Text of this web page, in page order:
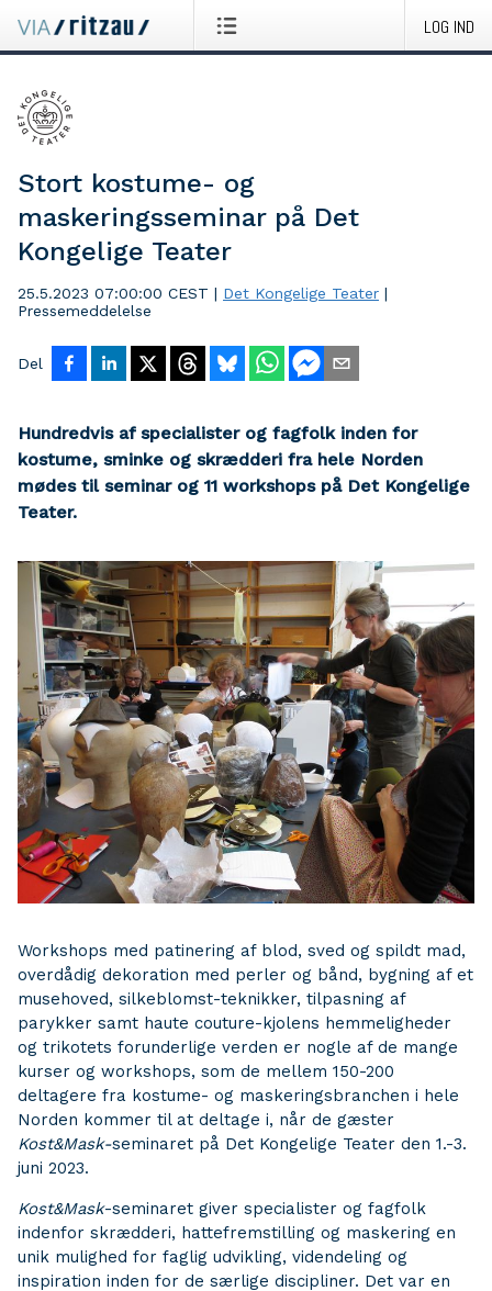
LOG IND
Stort kostume- og
maskeringsseminar på Det
Kongelige Teater
25.5.2023 07:00:00 CEST | Det Kongelige Teater |
Pressemeddelelse
Del
Hundredvis af specialister og fagfolk inden for
kostume, sminke og skrædderi fra hele Norden
mødes til seminar og 11 workshops på Det Kongelige
Teater.
Workshops med patinering af blod, sved og spildt mad,
overdådig dekoration med perler og bånd, bygning af et
musehoved, silkeblomst-teknikker, tilpasning af
parykker samt haute couture-kjolens hemmeligheder
og trikotets forunderlige verden er nogle af de mange
kurser og workshops, som de mellem 150-200
deltagere fra kostume- og maskeringsbranchen i hele
Norden kommer til at deltage i, når de gæster
Kost&Mask-seminaret på Det Kongelige Teater den 1.-3.
juni 2023.
Kost&Mask-seminaret giver specialister og fagfolk
indenfor skrædderi, hattefremstilling og maskering en
unik mulighed for faglig udvikling, videndeling og
inspiration inden for de særlige discipliner. Det var en